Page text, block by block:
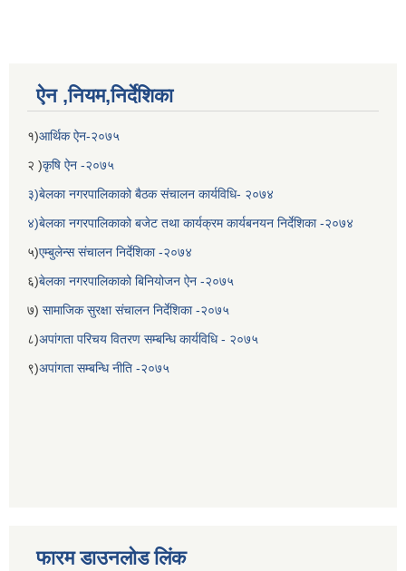
ऐन ,नियम,निर्देशिका
१)आर्थिक ऐन-२०७५
२ )कृषि ऐन -२०७५
३)बेलका नगरपालिकाको बैठक संचालन कार्यविधि- २०७४
४)बेलका नगरपालिकाको बजेट तथा कार्यक्रम कार्यबनयन निर्देशिका -२०७४
५)एम्बुलेन्स संचालन निर्देशिका -२०७४
६)बेलका नगरपालिकाको बिनियोजन ऐन -२०७५
७) सामाजिक सुरक्षा संचालन निर्देशिका -२०७५
८)अपांगता परिचय वितरण सम्बन्धि कार्यविधि - २०७५
९)अपांगता सम्बन्धि नीति -२०७५
फारम डाउनलोड लिंक